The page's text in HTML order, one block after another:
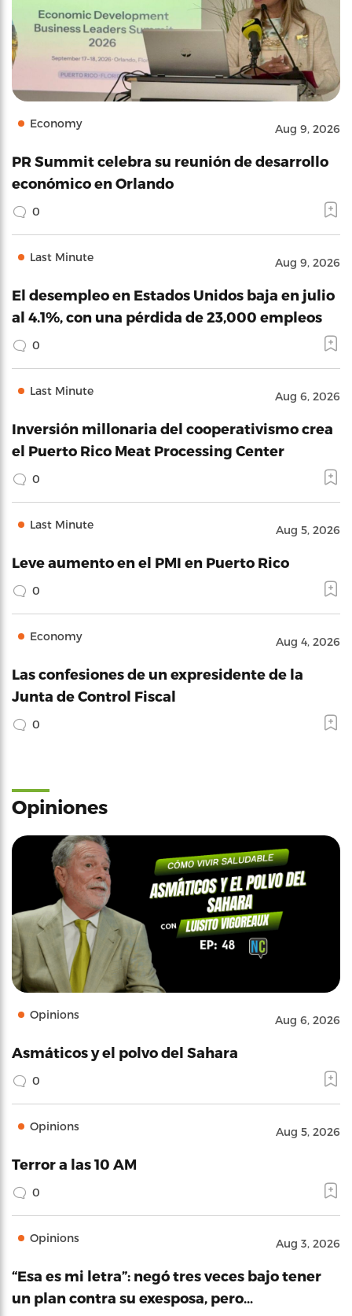
Economy Aug 9, 2026
PR Summit celebra su reunión de desarrollo
económico en Orlando
0
Last Minute Aug 9, 2026
El desempleo en Estados Unidos baja en julio
al 4.1%, con una pérdida de 23,000 empleos
0
Last Minute Aug 6, 2026
Inversión millonaria del cooperativismo crea
el Puerto Rico Meat Processing Center
0
Last Minute Aug 5, 2026
Leve aumento en el PMI en Puerto Rico
0
Economy Aug 4, 2026
Las confesiones de un expresidente de la
Junta de Control Fiscal
0
Opiniones
Opinions Aug 6, 2026
Asmáticos y el polvo del Sahara
0
Opinions Aug 5, 2026
Terror a las 10 AM
0
Opinions Aug 3, 2026
“Esa es mi letra”: negó tres veces bajo tener
un plan contra su exesposa, pero…